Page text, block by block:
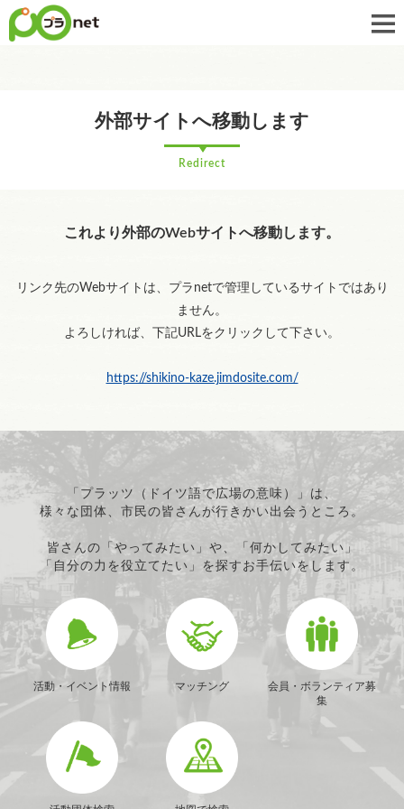
外部サイトへ移動します
Redirect
これより外部のWebサイトへ移動します。
リンク先のWebサイトは、プラnetで管理しているサイトではあり
ません。
よろしければ、下記URLをクリックして下さい。
https://shikino-kaze.jimdosite.com/
「プラッツ（ドイツ語で広場の意味）」は、
様々な団体、市民の皆さんが行きかい出会うところ。
皆さんの「やってみたい」や、「何かしてみたい」
「自分の力を役立てたい」を探すお手伝いをします。
活動・イベント情報 マッチング
会員・ボランティア募
集